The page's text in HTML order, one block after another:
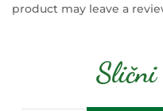
product may leave a
Slični